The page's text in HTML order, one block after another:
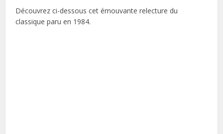
Découvrez ci-dessous cet émouvante relecture du
classique paru en 1984.